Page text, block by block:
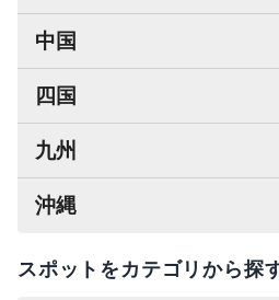
中国
四国
九州
沖縄
スポットをカテゴリから探